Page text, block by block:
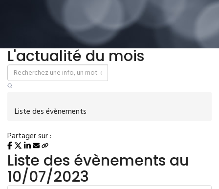
L'actualité du mois
Liste des évènements
Partager sur :
Liste des évènements au
10/07/2023